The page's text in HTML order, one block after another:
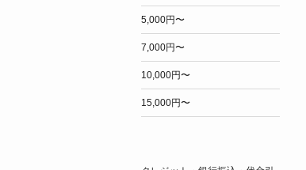
5,000円〜
7,000円〜
10,000円〜
15,000円〜